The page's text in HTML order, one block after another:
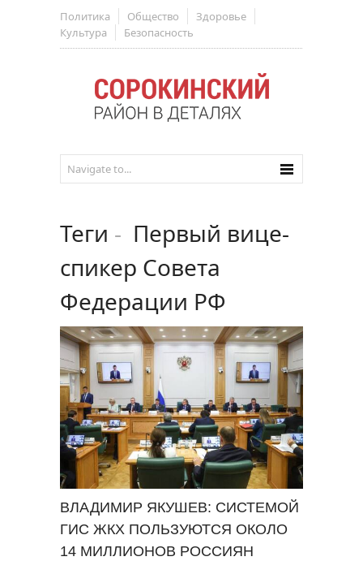
Политика Общество
Здоровье
Культура
Безопасность
Теги - Первый вице-
спикер Совета
Федерации РФ
ВЛАДИМИР ЯКУШЕВ: СИСТЕМОЙ
ГИС ЖКХ ПОЛЬЗУЮТСЯ ОКОЛО
14 МИЛЛИОНОВ РОССИЯН